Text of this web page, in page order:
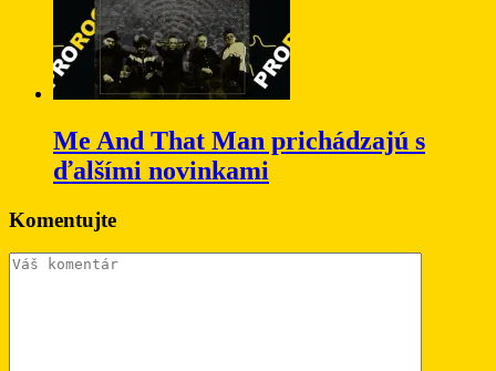
Me And That Man prichádzajú s
ďalšími novinkami
Komentujte